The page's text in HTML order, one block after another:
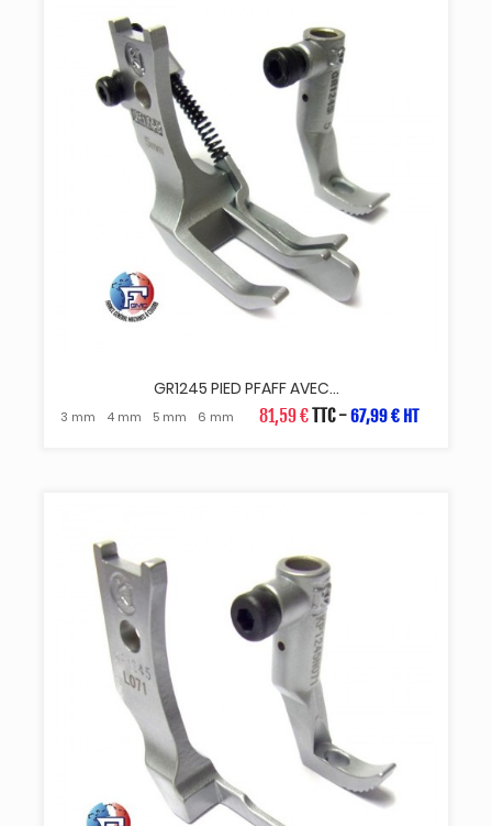
GR1245 PIED PFAFF AVEC...
3 mm 4 mm 5 mm 6 mm 81,59 €TTC-67,99 € HT